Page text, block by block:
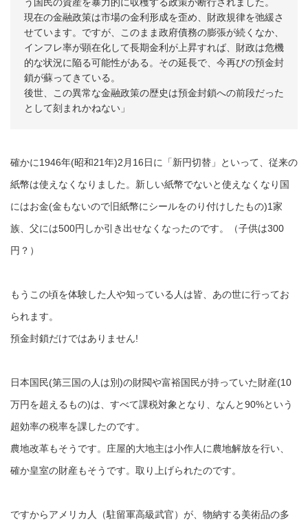
現在の金融政策は市場の金利形成を歪め、財政規律を弛緩さ
せています。ですが、このまま政府債務の膨張が続くなか、
インフレ率が顕在化して長期金利が上昇すれば、財政は危機
的な状況に陥る可能性がある。その延長で、今再びの預金封
鎖が蘇ってきている。
後世、この異常な金融政策の歴史は預金封鎖への前段だった
として刻まれかねない」
確かに1946年(昭和21年)2月16日に「新円切替」といって、従来の
紙幣は使えなくなりました。新しい紙幣でないと使えなくなり国
にはお金(金もないので旧紙幣にシールをのり付けしたもの)1家
族、父には500円しか引き出せなくなったのです。（子供は300
円？）
もうこの頃を体験した人や知っている人は皆、あの世に行ってお
られます。
預金封鎖だけではありません!
日本国民(第三国の人は別)の財閥や富裕国民が持っていた財産(10
万円を超えるもの)は、すべて課税対象となり、なんと90%という
超効率の税率を課したのです。
農地改革もそうです。庄屋的大地主は小作人に農地解放を行い、
確か皇室の財産もそうです。取り上げられたのです。
ですからアメリカ人（駐留軍高級武官）が、物納する美術品の多